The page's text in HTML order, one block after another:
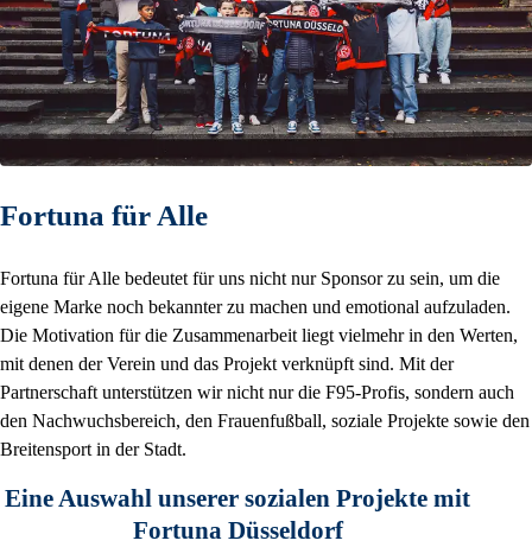
Fortuna für Alle
Fortuna für Alle bedeutet für uns nicht nur Sponsor zu sein, um die
eigene Marke noch bekannter zu machen und emotional aufzuladen.
Die Motivation für die Zusammenarbeit liegt vielmehr in den Werten,
mit denen der Verein und das Projekt verknüpft sind. Mit der
Partnerschaft unterstützen wir nicht nur die F95-Profis, sondern auch
den Nachwuchsbereich, den Frauenfußball, soziale Projekte sowie den
Breitensport in der Stadt.
Eine Auswahl unserer sozialen Projekte mit
Fortuna Düsseldorf